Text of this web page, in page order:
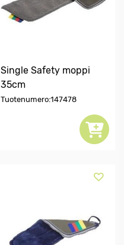
Single Safety moppi
35cm
Tuotenumero:147478